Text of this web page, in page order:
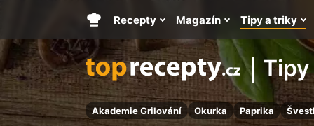
Akademie Grilování Okurka Paprika
Hlavní
stránka
Recepty Magazín Tipy a triky